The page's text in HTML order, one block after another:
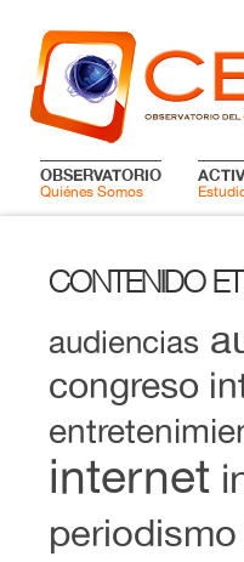
OBSERVATORIO
Quiénes Somos
CONTENIDO
audiencias
congreso
internet
periodismo